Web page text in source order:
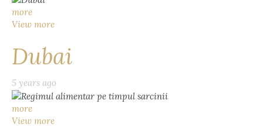
more
View more
Dubai
5 years ago
more
View more